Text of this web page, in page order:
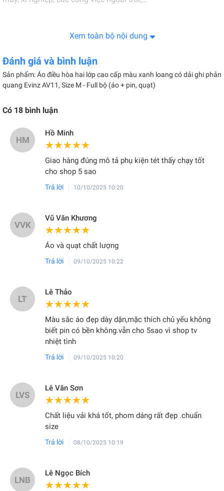
phản quang Evinz AV11
Bước 1: Sạc đầy pin trước khi sử dụng.
Bước 2: Khi nào đèn sạc bật màu xanh và pin báo sạc đến
mức 9 mới sử dụng, để đảm bảo pin đầy và chạy được lâu.
VIDEO HƯỚNG DẪN SỬ DỤNG
Xem toàn bộ nội dung
Đánh giá và bình luận
Sản phẩm: Áo điều hòa hai lớp cao cấp màu xanh loang có dải ghi phản
quang Evinz AV11, Size M - Full bộ (áo + pin, quạt)
Có 18 bình luận
HM
Hồ Minh
★★★★★
★★★★★
Giao hàng đúng mô tả phụ kiện tét thấy chạy tốt
cho shop 5 sao
Trả lời 10/10/2025 10:20
VVK
Vũ Văn Khương
★★★★★
★★★★★
Áo và quạt chất lượng
Trả lời 09/10/2025 10:22
LT
Lê Thảo
★★★★★
★★★★★
Màu sắc áo đẹp dày dặn,mặc thích chủ yếu không
biết pin có bền không.vẫn cho 5sao vì shop tv
nhiệt tình
Trả lời 09/10/2025 10:20
LVS
Lê Văn Sơn
★★★★★
★★★★★
Chất liệu vải khá tốt, phom dáng rất đẹp .chuẩn
size
Trả lời 08/10/2025 10:19
LNB
Lê Ngọc Bích
★★★★★
★★★★★